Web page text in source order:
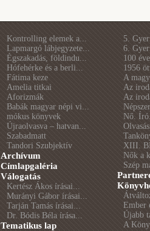
Kontrolling elemek a...
Lapmargó lábjegyzete...
Égszakadás, földindu...
Hófehérke és a berli...
Fátima keze
Amelia titkai
Aforizmák
Babák magyar népi vi...
mókus könyvek
Újraolvasva – hatvan...
Szabadmatt
Tandori Szubjektív
Archívum
Címlapgaléria
Válogatás
Kertész Ákos írásai...
Murányi Gábor írásai...
Tarján Tamás írásai...
Dr. Bódis Béla írása...
Tematikus lap
5.
6.
100
1956
A
Az
Az
Nő.
XIII.
Nők a
Szép
Ember
Újabb
A